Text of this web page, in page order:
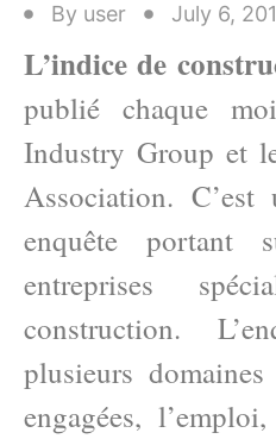
By user July 6,
L’indice de
publié chaque
Industry Group et
Association.
enquête
entreprises
construction.
plusieurs
engagées,